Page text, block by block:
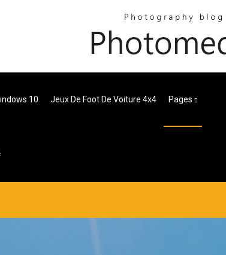
10 Jeux De Foot De Voiture 4x4 Pages